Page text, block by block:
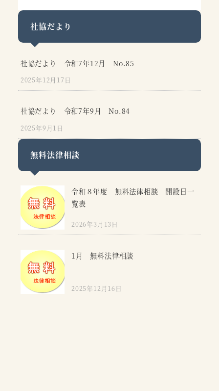
社協だより
社協だより 令和7年12月 No.85
2025年12月17日
社協だより 令和7年9月 No.84
2025年9月1日
無料法律相談
令和８年度 無料法律相談 開設日一
覧表
2026年3月13日
1月 無料法律相談
2025年12月16日